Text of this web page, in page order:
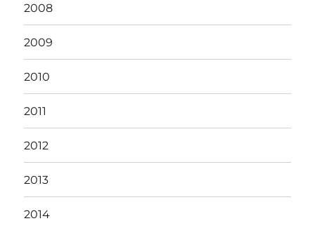
2008
2009
2010
2011
2012
2013
2014